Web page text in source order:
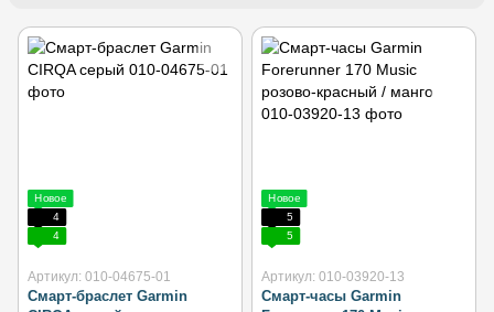
Новое
4
4
Артикул: 010-04675-01
Смарт-браслет Garmin
Новое
5
5
Артикул: 010-03920-13
Смарт-часы Garmin